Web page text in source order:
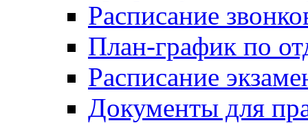
Расписание
План-график по
Расписание
Документы для